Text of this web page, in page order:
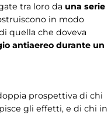
tra loro da una serie
in modo
quella che doveva
antiaereo durante un
prospettiva di chi
gli effetti, e di chi in